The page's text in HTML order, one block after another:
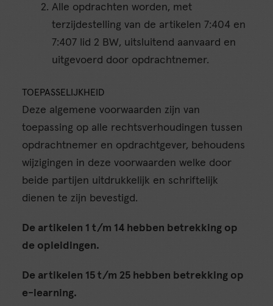
Alle opdrachten worden, met
terzijdestelling van de artikelen 7:404 en
7:407 lid 2 BW, uitsluitend aanvaard en
uitgevoerd door opdrachtnemer.
TOEPASSELIJKHEID
Deze algemene voorwaarden zijn van
toepassing op alle rechtsverhoudingen tussen
opdrachtnemer en opdrachtgever, behoudens
wijzigingen in deze voorwaarden welke door
beide partijen uitdrukkelijk en schriftelijk
dienen te zijn bevestigd.
De artikelen 1 t/m 14 hebben betrekking op
de opleidingen.
De artikelen 15 t/m 25 hebben betrekking op
e-learning.